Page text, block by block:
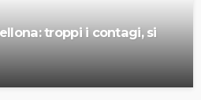
troppi i contagi, si